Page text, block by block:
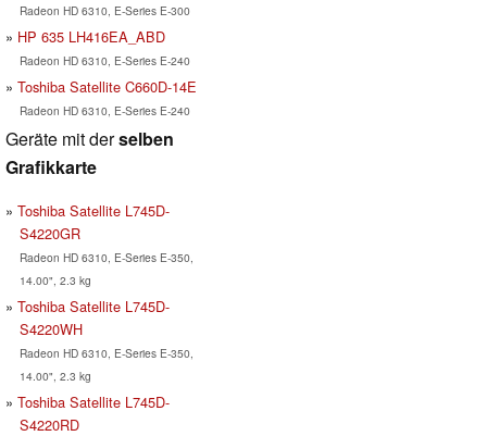
Radeon HD 6310, E-Series E-300
HP 635 LH416EA_ABD
Radeon HD 6310, E-Series E-240
Toshiba Satellite C660D-14E
Radeon HD 6310, E-Series E-240
Geräte mit derselben
Grafikkarte
Toshiba Satellite L745D-
S4220GR
Radeon HD 6310, E-Series E-350,
14.00", 2.3 kg
Toshiba Satellite L745D-
S4220WH
Radeon HD 6310, E-Series E-350,
14.00", 2.3 kg
Toshiba Satellite L745D-
S4220RD